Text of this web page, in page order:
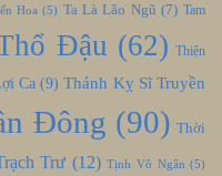
Hoa (5) Ta Là Lão Ngũ (7) Tam
Đậu (62) Thiện
Ca(9) Thánh Kỵ Sĩ Truyền
Đông (90) Thời
Trư (12) Tịnh Vô Ngân (5)